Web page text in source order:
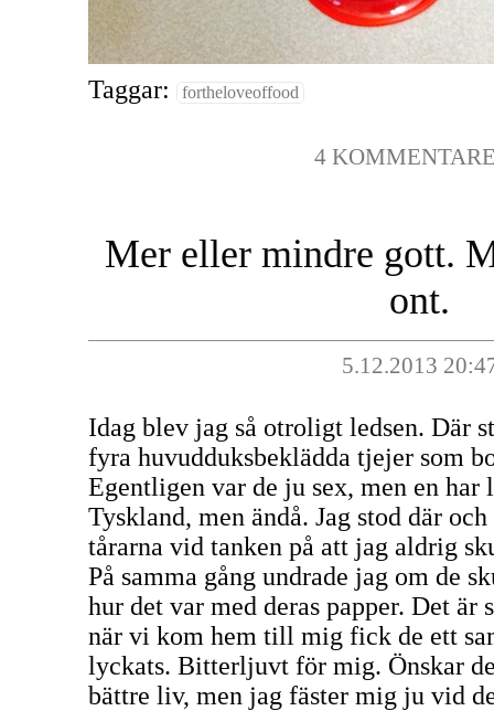
Taggar: fortheloveoffood
4
Mer eller mindre gott.
ont.
5.12.2013
Idag blev jag så otroligt ledsen. Där
fyra huvudduksbeklädda tjejer som
Egentligen var de ju sex, men en har
Tyskland, men ändå. Jag stod där
tårarna vid tanken på att jag aldrig
På samma gång undrade jag om de
hur det var med deras papper. Det är
när vi kom hem till mig fick de ett
lyckats. Bitterljuvt för mig. Önskar
bättre liv, men jag fäster mig ju vid